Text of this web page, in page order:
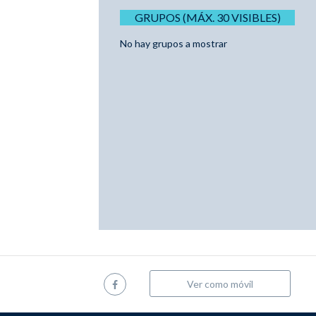
GRUPOS (MÁX. 30 VISIBLES)
No hay grupos a mostrar